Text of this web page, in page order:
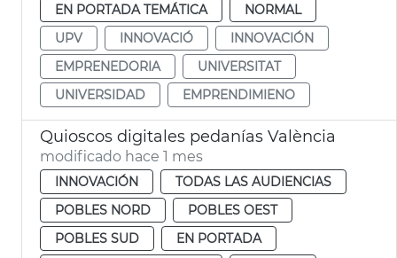
EN PORTADA TEMÁTICA
NORMAL
UPV
INNOVACIÓ
INNOVACIÓN
EMPRENEDORIA
UNIVERSITAT
UNIVERSIDAD
EMPRENDIMIENO
Quioscos digitales pedanías València
modificado hace 1 mes
INNOVACIÓN
TODAS LAS AUDIENCIAS
POBLES NORD
POBLES OEST
POBLES SUD
EN PORTADA